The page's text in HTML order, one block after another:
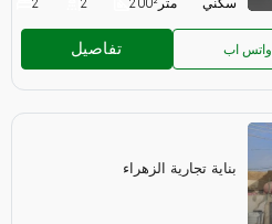
2 2 200 متر² سكني
تفاصيل واتس اب
بناية تجارية الزهراء